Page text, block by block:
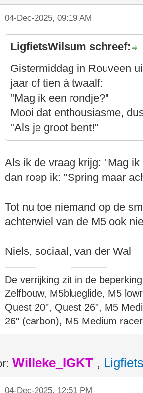
04-Dec-2025, 09:19 AM
LigfietsWilsum schreef:
Gistermiddag in Rouveen
jaar of tien à twaalf:
"Mag ik een rondje?"
Mooi dat enthousiasme,
"Als je groot bent!"
Als ik de vraag krijg: "Mag
dan roep ik: "Spring maar
Tot nu toe niemand op de
achterwiel van de M5 ook
Niels, sociaal, van der Wal
De verrijking zit in de beperking
Zelfbouw, M5blueglide, M5
Quest 20", Quest 26", M5
26" (carbon), M5 Medium
Willeke_IGKT ,
04-Dec-2025, 12:51 PM